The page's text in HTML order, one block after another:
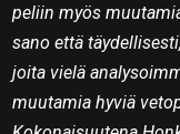
peliin myös
sano että
joita vielä
muutamia hyviä